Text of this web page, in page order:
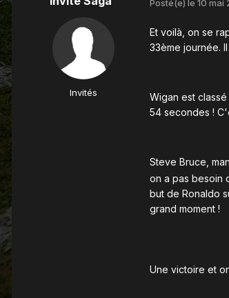
Invités
Posté(e) le 10 mai
Et voilà, on se
33ème journée.
Wigan est
54 secondes !
Steve Bruce,
on a pas besoin
but de Ronaldo
grand moment !
Une victoire et